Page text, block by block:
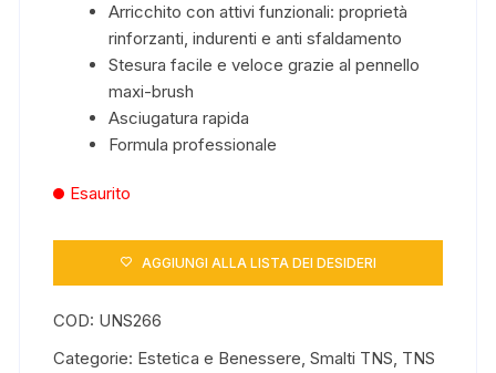
Arricchito con attivi funzionali: proprietà
rinforzanti, indurenti e anti sfaldamento
Stesura facile e veloce grazie al pennello
maxi-brush
Asciugatura rapida
Formula professionale
Esaurito
AGGIUNGI ALLA LISTA DEI DESIDERI
COD: UNS266
Categorie: Estetica e Benessere,Smalti TNS, TNS